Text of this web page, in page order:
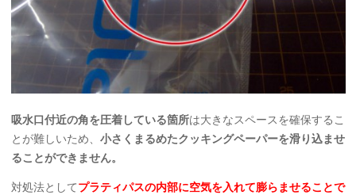
吸水口付近の角を圧着している箇所は大きなスペースを確保するこ
とが難しいため、 小さくまるめたクッキングペーパーを滑り込ませ
ることができません。
対処法としてプラティパスの内部に空気を入れて膨らませることで